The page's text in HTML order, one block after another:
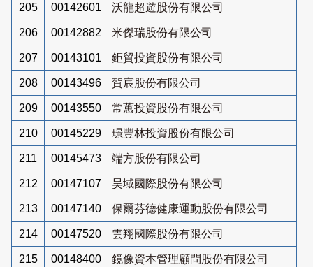
205 00142601 沃龍超遊股份有限公司
206 00142882 米傑瑞股份有限公司
207 00143101 鉅貿投資股份有限公司
208 00143496 賀宸股份有限公司
209 00143550 常蕙投資股份有限公司
210 00145229 璟豐林投資股份有限公司
211 00145473 端方股份有限公司
212 00147107 昊域國際股份有限公司
213 00147140 保爾芬德健康運動股份有限公司
214 00147520 雲翔國際股份有限公司
215 00148400 鏡像資本管理顧問股份有限公司